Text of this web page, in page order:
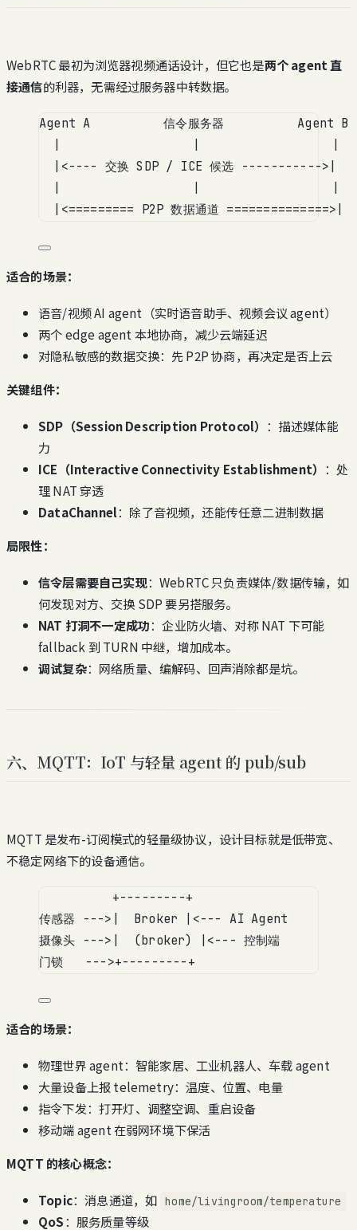
WebRTC 最初为浏览器视频通话设计，但它也是两个 agent 直
接通信的利器，无需经过服务器中转数据。
Agent A          信令服务器          Agent B
|<---- 交换 SDP / ICE 候选 ----------->|
|<========= P2P 数据通道 ==============>|
适合的场景：
语音/视频 AI agent（实时语音助手、视频会议 agent）
两个 edge agent 本地协商，减少云端延迟
对隐私敏感的数据交换：先 P2P 协商，再决定是否上云
关键组件：
SDP（Session Description Protocol） ：描述媒体能
力
ICE（Interactive Connectivity Establishment） ：处
理 NAT 穿透
DataChannel：除了音视频，还能传任意二进制数据
局限性：
信令层需要自己实现：WebRTC 只负责媒体/数据传输，如
何发现对方、交换 SDP 要另搭服务。
NAT 打洞不一定成功：企业防火墙、对称 NAT 下可能
fallback 到 TURN 中继，增加成本。
调试复杂：网络质量、编解码、回声消除都是坑。
六、MQTT：IoT 与轻量 agent 的 pub/sub
MQTT 是发布-订阅模式的轻量级协议，设计目标就是低带宽、
不稳定网络下的设备通信。
+---------+
传感器 --->|  Broker |<--- AI Agent
摄像头 --->|  (broker) |<--- 控制端
门锁   --->+---------+
适合的场景：
物理世界 agent：智能家居、工业机器人、车载 agent
大量设备上报 telemetry：温度、位置、电量
指令下发：打开灯、调整空调、重启设备
移动端 agent 在弱网环境下保活
MQTT 的核心概念：
Topic：消息通道，如 home/livingroom/temperature
QoS ：服务质量等级